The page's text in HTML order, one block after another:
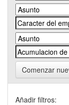
Comenzar
Añadir filtros: